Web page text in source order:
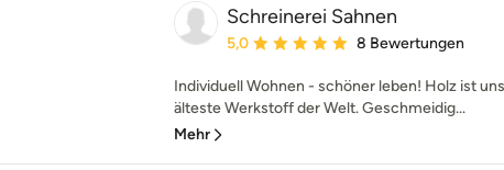
Schreinerei Sahnen
Durchschnittliche Bewertung: 5 von 5
5,0 8 Bewertungen
Individuell Wohnen - schöner leben! Holz ist
älteste Werkstoff der Welt. Geschmeidig...
Mehr